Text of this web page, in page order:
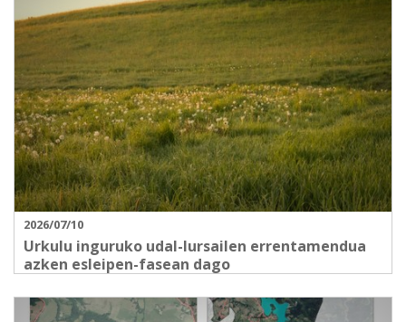
2026/07/10
Urkulu inguruko udal-lursailen errentamendua
azken esleipen-fasean dago